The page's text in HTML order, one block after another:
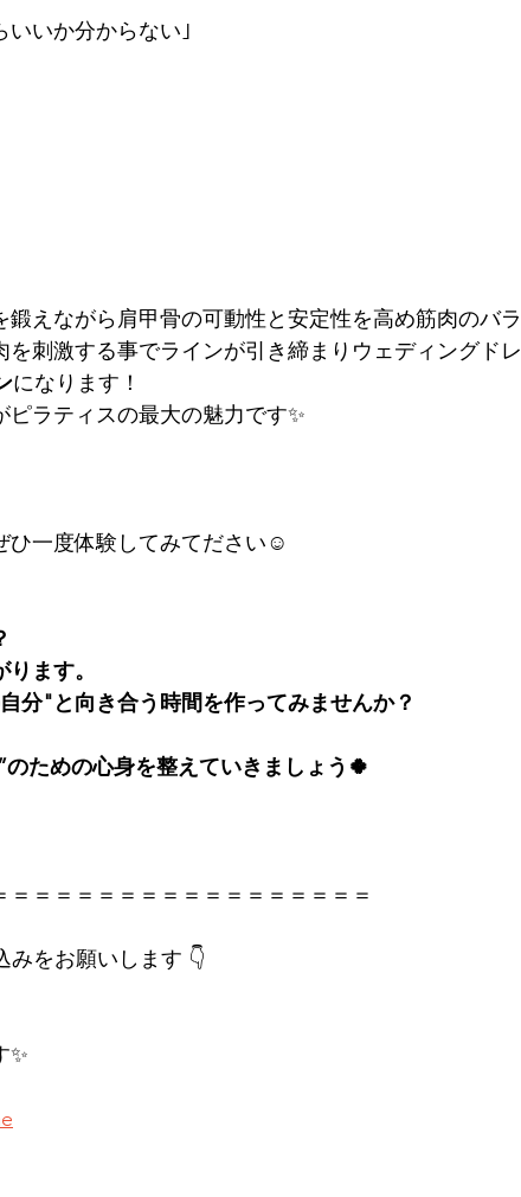
いいか分からない｣
えながら肩甲骨の可動性と安定性を高め筋肉のバラ
刺激する事でラインが引き締まりウェディングドレ
になります！
ラティスの最大の魅力です✨️
ひ一度体験してみてださい☺️
ます。
分"と向き合う時間を作ってみませんか？
のための心身を整えていきましょう🍀
＝＝＝＝＝＝＝＝＝＝＝＝＝＝＝＝
みをお願いします 👇
✨